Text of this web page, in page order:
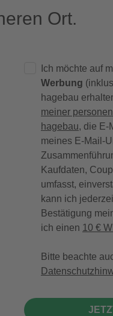
Ort.
Ich möchte auf
Werbung
hagebau
meiner
hagebau, die E-
meines E-Mail-
Kaufdaten,
umfasst,
kann ich
Bestätigung
ich einen 10 €
Bitte beachte